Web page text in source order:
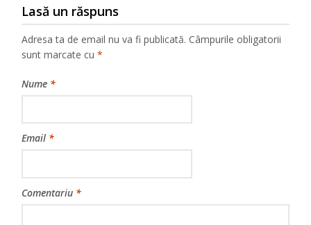
Lasă un răspuns
Adresa ta de email nu va fi publicată. Câmpurile obligatorii
sunt marcate cu*
Nume *
Email *
Comentariu *